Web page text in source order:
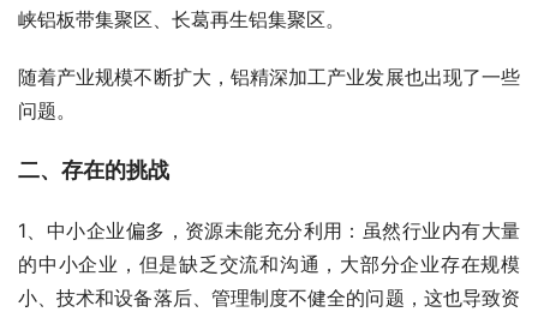
峡铝板带集聚区、长葛再生铝集聚区。
随着产业规模不断扩大，铝精深加工产业发展也出现了一些
问题。
二、存在的挑战
1、中小企业偏多，资源未能充分利用：虽然行业内有大量
的中小企业，但是缺乏交流和沟通，大部分企业存在规模
小、技术和设备落后、管理制度不健全的问题，这也导致资